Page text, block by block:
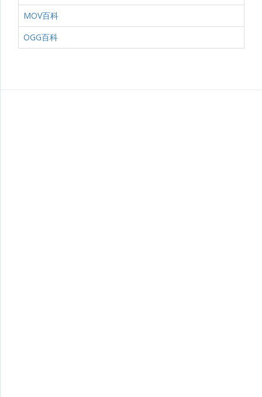
MOV百科
OGG百科